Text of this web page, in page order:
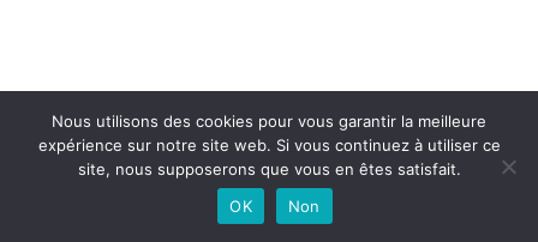
Nous utilisons des cookies pour vous garantir la meilleure
expérience sur notre site web. Si vous continuez à utiliser ce
site, nous supposerons que vous en êtes satisfait.
OK
Non